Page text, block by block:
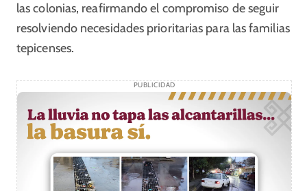
las colonias, reafirmando el compromiso de seguir
resolviendo necesidades prioritarias para las familias
tepicenses.
PUBLICIDAD